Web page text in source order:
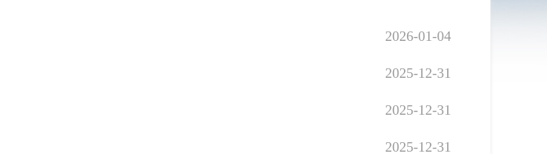
2026-01-04
2025-12-31
2025-12-31
2025-12-31